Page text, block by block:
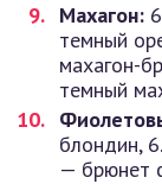
Махагон:
темный
махагон-
темный
блондин,
— брюнет